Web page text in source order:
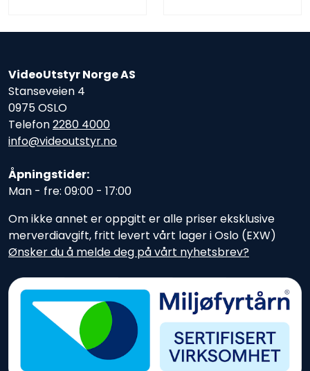
VideoUtstyr Norge AS
Stanseveien 4
0975 OSLO
Telefon2280 4000
info@videoutstyr.no
Åpningstider:
Man - fre: 09:00 - 17:00
Om ikke annet er oppgitt er alle priser eksklusive
merverdiavgift, fritt levert vårt lager i Oslo (EXW)
Ønsker du å melde deg på vårt nyhetsbrev?